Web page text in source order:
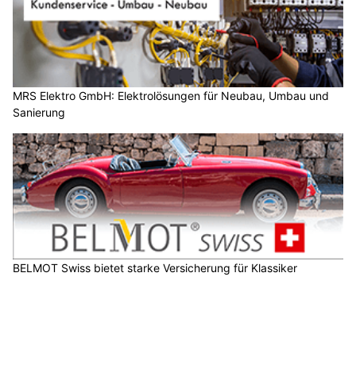
MRS Elektro GmbH: Elektrolösungen für Neubau, Umbau und
Sanierung
BELMOT Swiss bietet starke Versicherung für Klassiker